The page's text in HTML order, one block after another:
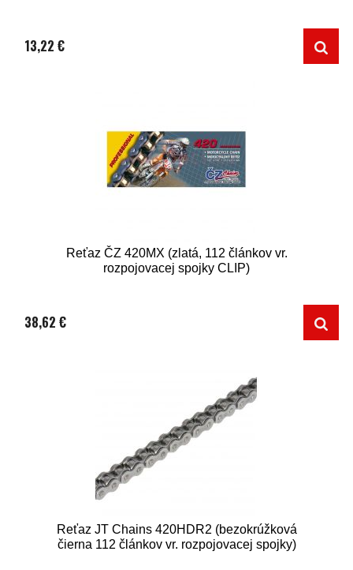
13,22 €
Reťaz ČZ 420MX (zlatá, 112 článkov vr.
rozpojovacej spojky CLIP)
38,62 €
Reťaz JT Chains 420HDR2 (bezokrúžková
čierna 112 článkov vr. rozpojovacej spojky)